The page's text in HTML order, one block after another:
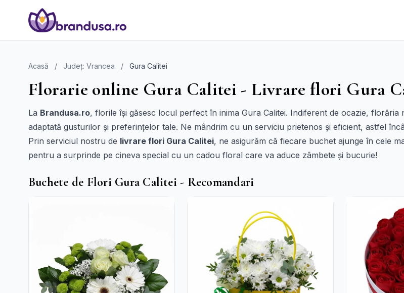
Acasă / Județ: Vrancea / Gura Calitei
Florarie online Gura Calitei - Livrare flori Gura
La Brandusa.ro, florile își găsesc locul perfect în inima Gura Calitei. Indiferent de ocazie,
adaptată gusturilor și preferințelor tale. Ne mândrim cu un serviciu prietenos și eficient, astfel
Prin serviciul nostru de livrare flori Gura Calitei, ne asigurăm că fiecare buchet ajunge în cele
pentru a surprinde pe cineva special cu un cadou floral care va aduce zâmbete și bucurie!
Buchete de Flori Gura Calitei - Recomandari